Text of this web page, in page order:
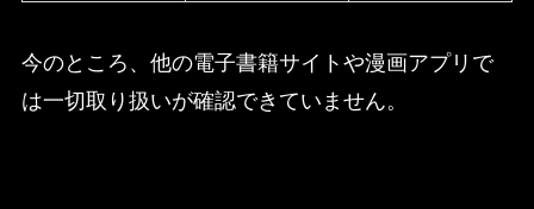
今のところ、他の電子書籍サイトや漫画アプリで
は一切取り扱いが確認できていません。